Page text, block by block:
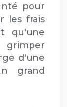
pour
les frais
qu'une
grimper
d'une
grand